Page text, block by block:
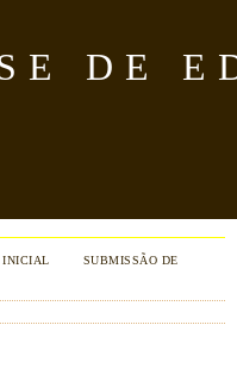
DE
INICIAL
SUBMISSÃO DE